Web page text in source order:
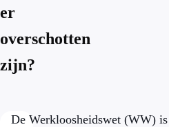
er
overschotten
zijn?
De Werkloosheidswet (WW)